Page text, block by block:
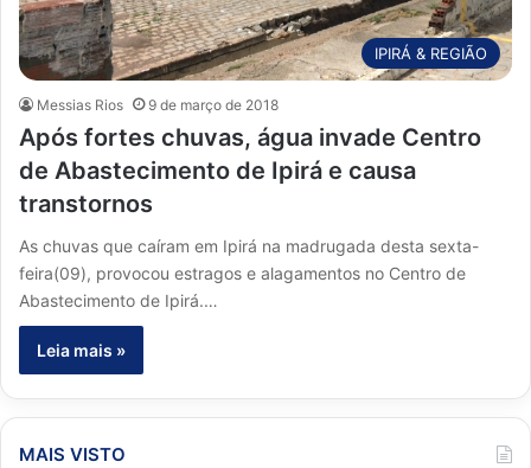
IPIRÁ & REGIÃO
Messias Rios 9 de março de 2018
Após fortes chuvas, água invade Centro
de Abastecimento de Ipirá e causa
transtornos
As chuvas que caíram em Ipirá na madrugada desta sexta-
feira(09), provocou estragos e alagamentos no Centro de
Abastecimento de Ipirá.…
Leia mais »
MAIS VISTO